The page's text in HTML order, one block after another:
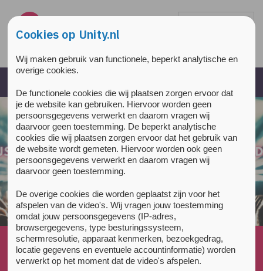
Home »News»
Nationale Drug Monitor 2017 en langdurige klachten
na xtc-gebruik
Cookies op Unity.nl
Wij maken gebruik van functionele, beperkt analytische en
overige cookies.
De functionele cookies die wij plaatsen zorgen ervoor dat
je de website kan gebruiken. Hiervoor worden geen
persoonsgegevens verwerkt en daarom vragen wij
daarvoor geen toestemming. De beperkt analytische
cookies die wij plaatsen zorgen ervoor dat het gebruik van
de website wordt gemeten. Hiervoor worden ook geen
persoonsgegevens verwerkt en daarom vragen wij
daarvoor geen toestemming.
De overige cookies die worden geplaatst zijn voor het
afspelen van de video's. Wij vragen jouw toestemming
omdat jouw persoonsgegevens (IP-adres,
browsergegevens, type besturingssysteem,
schermresolutie, apparaat kenmerken, bezoekgedrag,
locatie gegevens en eventuele accountinformatie) worden
verwerkt op het moment dat de video's afspelen.